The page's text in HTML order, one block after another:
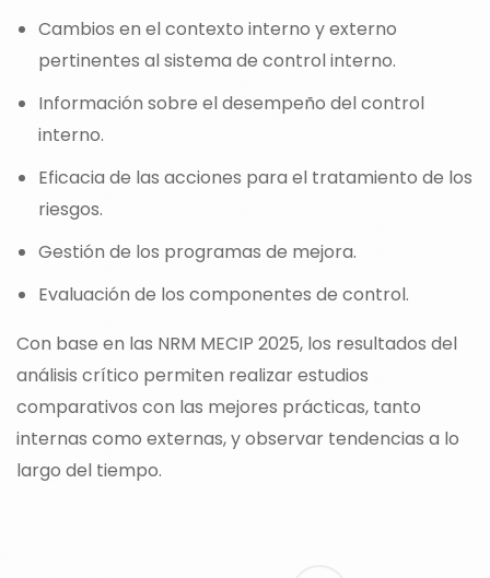
Cambios en el contexto interno y externo
pertinentes al sistema de control interno.
Información sobre el desempeño del control
interno.
Eficacia de las acciones para el tratamiento de los
riesgos.
Gestión de los programas de mejora.
Evaluación de los componentes de control.
Con base en las NRM MECIP 2025, los resultados del
análisis crítico permiten realizar estudios
comparativos con las mejores prácticas, tanto
internas como externas, y observar tendencias a lo
largo del tiempo.